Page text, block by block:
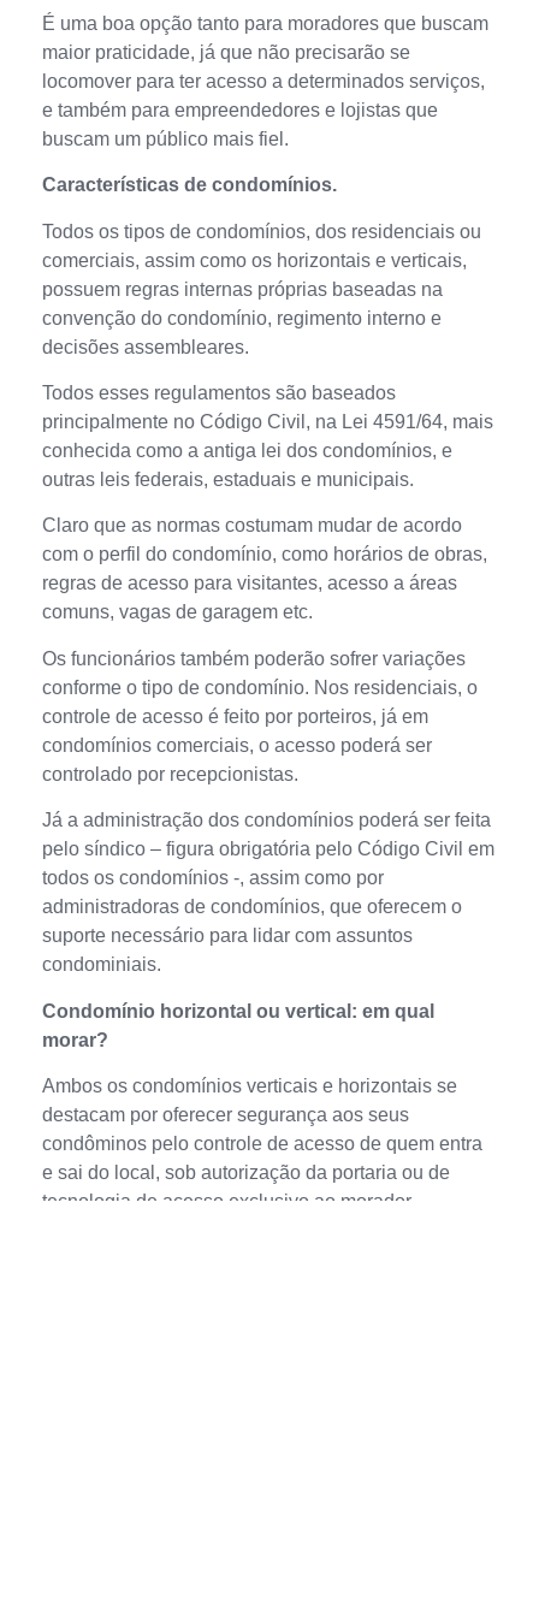
É uma boa opção tanto para moradores que buscam
maior praticidade, já que não precisarão se
locomover para ter acesso a determinados serviços,
e também para empreendedores e lojistas que
buscam um público mais fiel.
Características de condomínios.
Todos os tipos de condomínios, dos residenciais ou
comerciais, assim como os horizontais e verticais,
possuem regras internas próprias baseadas na
convenção do condomínio, regimento interno e
decisões assembleares.
Todos esses regulamentos são baseados
principalmente no Código Civil, na Lei 4591/64, mais
conhecida como a antiga lei dos condomínios, e
outras leis federais, estaduais e municipais.
Claro que as normas costumam mudar de acordo
com o perfil do condomínio, como horários de obras,
regras de acesso para visitantes, acesso a áreas
comuns, vagas de garagem etc.
Os funcionários também poderão sofrer variações
conforme o tipo de condomínio. Nos residenciais, o
controle de acesso é feito por porteiros, já em
condomínios comerciais, o acesso poderá ser
controlado por recepcionistas.
Já a administração dos condomínios poderá ser feita
pelo síndico – figura obrigatória pelo Código Civil em
todos os condomínios -, assim como por
administradoras de condomínios, que oferecem o
suporte necessário para lidar com assuntos
condominiais.
Condomínio horizontal ou vertical: em qual
morar?
Ambos os condomínios verticais e horizontais se
destacam por oferecer segurança aos seus
condôminos pelo controle de acesso de quem entra
e sai do local, sob autorização da portaria ou de
tecnologia de acesso exclusivo ao morador.